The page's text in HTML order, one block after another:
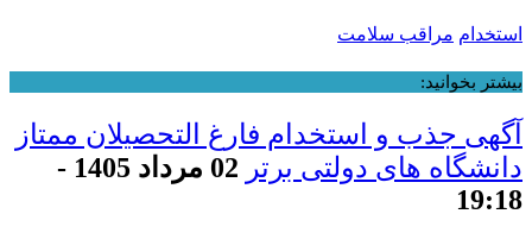
استخدام مراقب سلامت
بیشتر بخوانید:
آگهی جذب و استخدام فارغ التحصیلان ممتاز
دانشگاه های دولتی برتر
02 مرداد 1405 -
19:18